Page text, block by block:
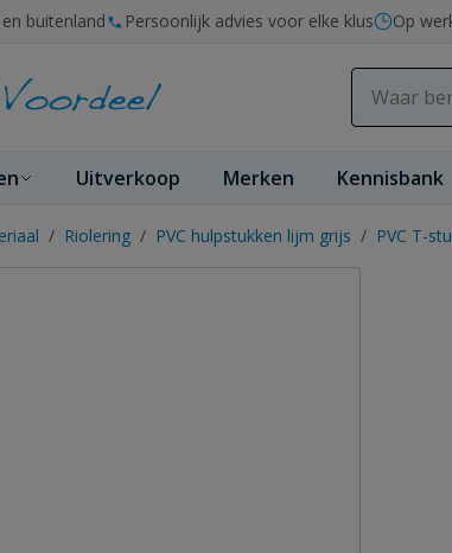
buitenland Persoonlijk advies voor elke klus Op
Uitverkoop Merken Kennisbank
/ Riolering / PVC hulpstukken lijm grijs / PVC T-